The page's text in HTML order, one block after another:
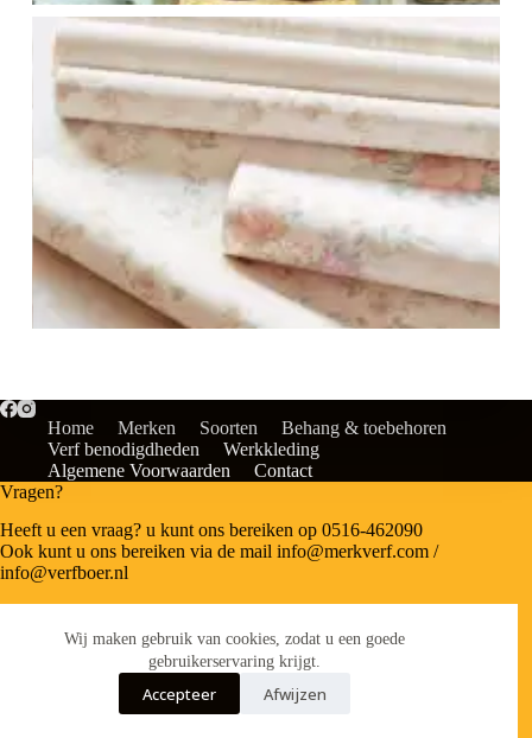
Wij maken gebruik van cookies, zodat u een goede
gebruikerservaring krijgt.
Accepteer Afwijzen
Home Merken Soorten
Behang & toebehoren
Verf benodigdheden
Werkkleding
Algemene Voorwaarden
Contact
Vragen?
Heeft u een vraag? u kunt ons bereiken op 0516-462090
Ook kunt u ons bereiken via de mail info@merkverf.com /
info@verfboer.nl
Maandag 07:30 – 18:00
Dinsdag 07:30-18:00
Woensdag 07:30 – 18:00